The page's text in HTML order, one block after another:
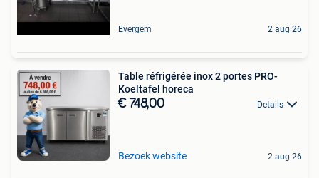
Evergem 2 aug 26
Table réfrigérée inox 2 portes PRO-
Koeltafel horeca
€ 748,00 Details
Bezoek website 2 aug 26